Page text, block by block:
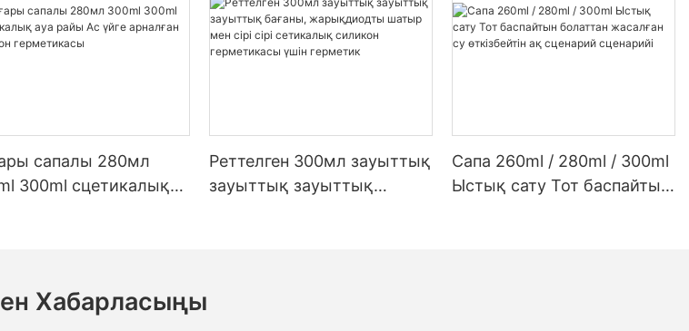
сапалы 280мл
300ml сцетикалық
Реттелген 300мл зауыттық
зауыттық зауыттық
Сапа 260ml / 280ml / 300ml
Ыстық сату Тот баспайтын
Хабарласыңы